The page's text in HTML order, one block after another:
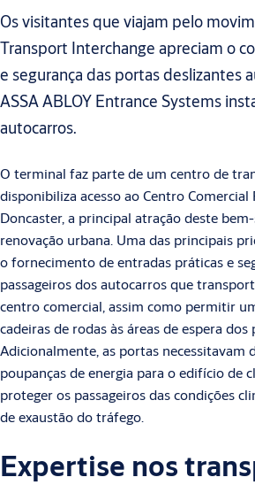
Os visitantes que viajam pelo
Transport Interchange apreciam o
e segurança das portas deslizantes
ASSA ABLOY Entrance Systems
autocarros.
O terminal faz parte de um centro de
disponibiliza acesso ao Centro Comercial
Doncaster, a principal atração deste
renovação urbana. Uma das principais
o fornecimento de entradas práticas e
passageiros dos autocarros que
centro comercial, assim como permitir
cadeiras de rodas às áreas de espera dos
Adicionalmente, as portas necessitavam
poupanças de energia para o edifício de
proteger os passageiros das condições
de exaustão do tráfego.
Expertise nos